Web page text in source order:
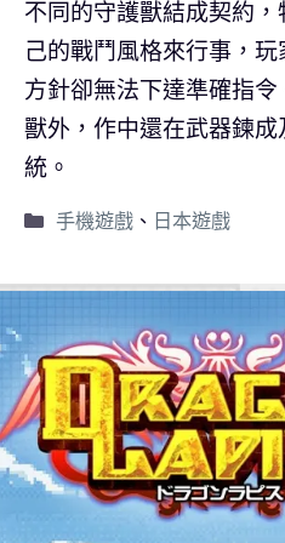
不同的守護獸結成契約，
己的戰鬥風格來行事，
方針卻無法下達準確指
獸外，作中還在武器鍊成
統。
手機遊戲、 日本遊戲